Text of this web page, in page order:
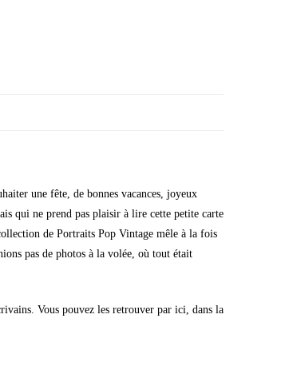
une fête, de bonnes vacances, joyeux
qui ne prend pas plaisir à lire cette petite carte
de Portraits Pop Vintage mêle à la fois
pas de photos à la volée, où tout était
Vous pouvez les retrouver par ici, dans la